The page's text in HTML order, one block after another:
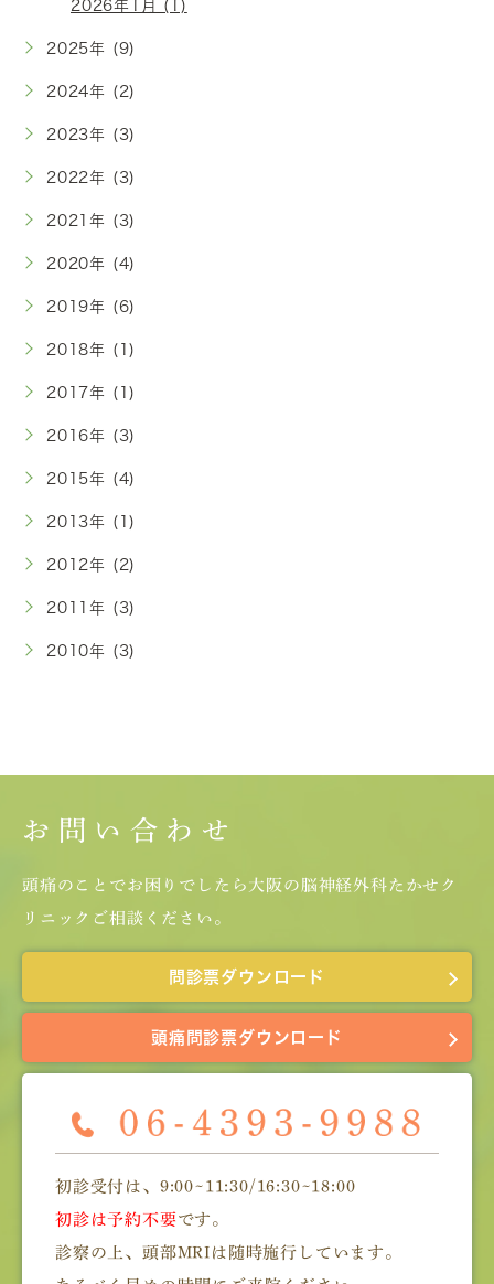
2026年1月 (1)
2025年 (9)
2024年 (2)
2023年 (3)
2022年 (3)
2021年 (3)
2020年 (4)
2019年 (6)
2018年 (1)
2017年 (1)
2016年 (3)
2015年 (4)
2013年 (1)
2012年 (2)
2011年 (3)
2010年 (3)
お問い合わせ
頭痛のことでお困りでしたら大阪の脳神経外科たかせク
リニックご相談ください。
問診票ダウンロード
頭痛問診票ダウンロード
初診受付は、9:00~11:30/16:30~18:00
初診は予約不要 です。
診察の上、頭部MRIは随時施行しています。